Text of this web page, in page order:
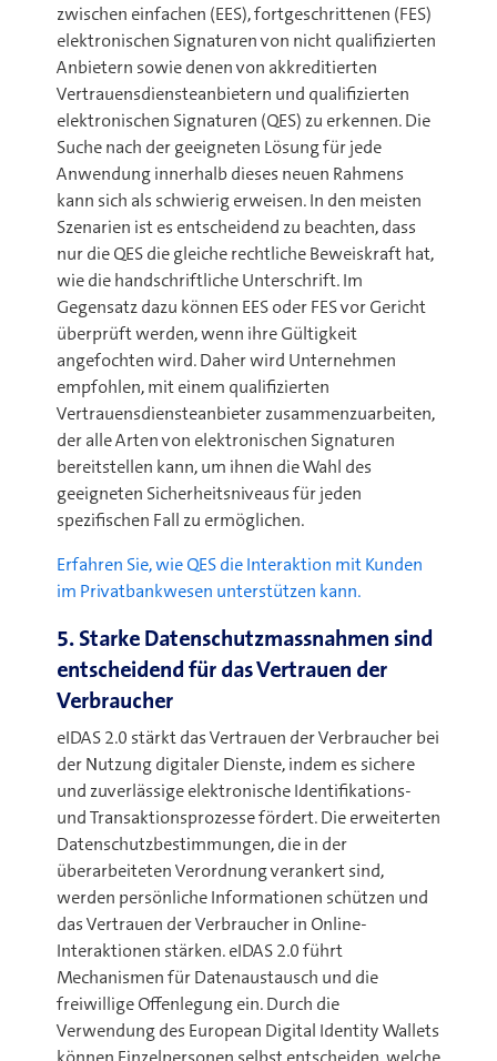
zwischen einfachen (EES), fortgeschrittenen (FES)
elektronischen Signaturen von nicht qualifizierten
Anbietern sowie denen von akkreditierten
Vertrauensdiensteanbietern und qualifizierten
elektronischen Signaturen (QES) zu erkennen. Die
Suche nach der geeigneten Lösung für jede
Anwendung innerhalb dieses neuen Rahmens
kann sich als schwierig erweisen. In den meisten
Szenarien ist es entscheidend zu beachten, dass
nur die QES die gleiche rechtliche Beweiskraft hat,
wie die handschriftliche Unterschrift. Im
Gegensatz dazu können EES oder FES vor Gericht
überprüft werden, wenn ihre Gültigkeit
angefochten wird. Daher wird Unternehmen
empfohlen, mit einem qualifizierten
Vertrauensdiensteanbieter zusammenzuarbeiten,
der alle Arten von elektronischen Signaturen
bereitstellen kann, um ihnen die Wahl des
geeigneten Sicherheitsniveaus für jeden
spezifischen Fall zu ermöglichen.
Erfahren Sie, wie QES die Interaktion mit Kunden
im Privatbankwesen unterstützen kann.
5. Starke Datenschutzmassnahmen sind
entscheidend für das Vertrauen der
Verbraucher
eIDAS 2.0 stärkt das Vertrauen der Verbraucher bei
der Nutzung digitaler Dienste, indem es sichere
und zuverlässige elektronische Identifikations-
und Transaktionsprozesse fördert. Die erweiterten
Datenschutzbestimmungen, die in der
überarbeiteten Verordnung verankert sind,
werden persönliche Informationen schützen und
das Vertrauen der Verbraucher in Online-
Interaktionen stärken. eIDAS 2.0 führt
Mechanismen für Datenaustausch und die
freiwillige Offenlegung ein. Durch die
Verwendung des European Digital Identity Wallets